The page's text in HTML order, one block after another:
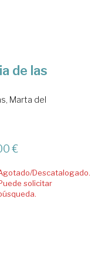
de las
Marta del
€
Descatalogado.
solicitar